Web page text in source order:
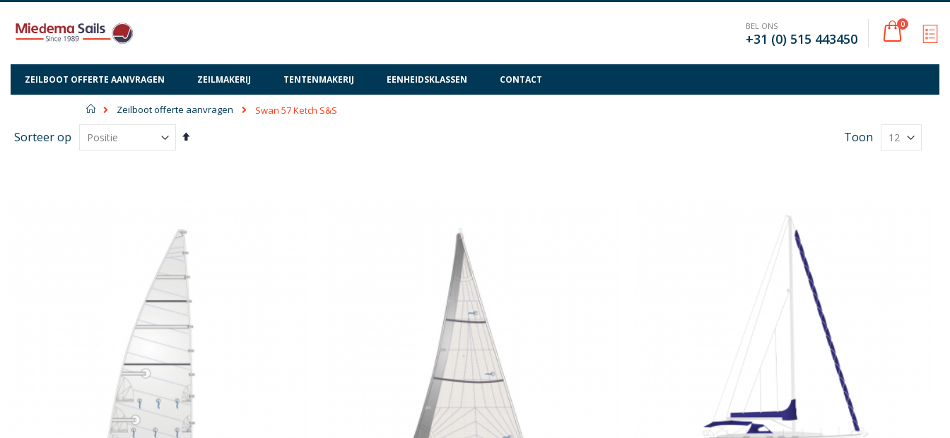
Cart
0
BEL ONS
+31 (0) 515 443450
ZEILBOOT OFFERTE AANVRAGEN ZEILMAKERIJ TENTENMAKERIJ EENHEIDSKLASSEN CONTACT
Home
Zeilboot offerte aanvragen Swan 57 Ketch S&S
Sorteer op
Van
Toon